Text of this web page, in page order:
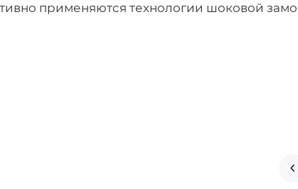
применяются технологии шоковой
